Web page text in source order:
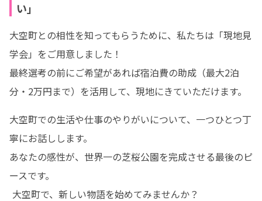
い」
大空町との相性を知ってもらうために、私たちは「現地見
学会」をご用意しました！
最終選考の前にご希望があれば宿泊費の助成（最大2泊
分・2万円まで）を活用して、現地にきていただけます。
大空町での生活や仕事のやりがいについて、一つひとつ丁
寧にお話しします。
あなたの感性が、世界一の芝桜公園を完成させる最後のピ
ースです。
大空町で、新しい物語を始めてみませんか？